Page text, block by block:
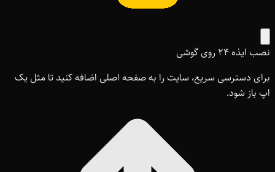
نصب ایذه ۲۴ روی گوشی
برای دسترسی سریع، سایت را به صفحه اصلی اضافه کنید تا مثل یک
اپ باز شود.